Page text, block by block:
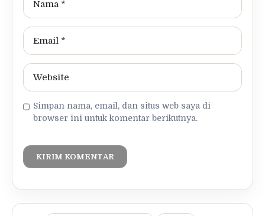
Simpan nama, email, dan situs web saya di
browser ini untuk komentar berikutnya.